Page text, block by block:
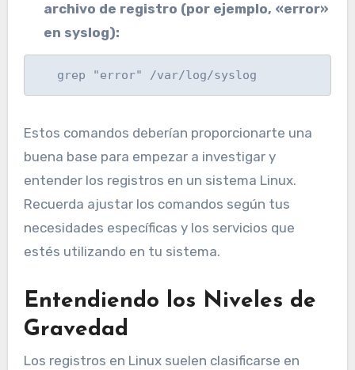
archivo de registro (por ejemplo, «error»
en syslog):
   grep "error" /var/log/syslog
Estos comandos deberían proporcionarte una
buena base para empezar a investigar y
entender los registros en un sistema Linux.
Recuerda ajustar los comandos según tus
necesidades específicas y los servicios que
estés utilizando en tu sistema.
Entendiendo los Niveles de
Gravedad
Los registros en Linux suelen clasificarse en